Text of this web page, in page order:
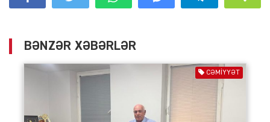
BƏNZƏR XƏBƏRLƏR
CƏMIYYƏT